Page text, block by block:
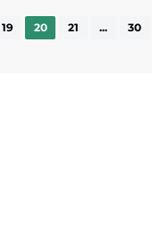
19 20 21 ... 30